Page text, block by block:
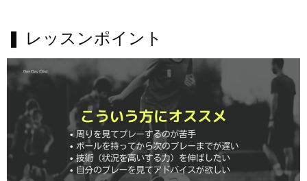
❚ レッスンポイント